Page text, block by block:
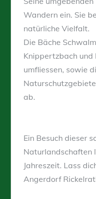
Wandern ein. Sie
natürliche Vielfalt.
Die Bäche
Knippertzbach und
umfliessen, sowie
ab.
Ein Besuch dieser
Naturlandschaften
Jahreszeit. Lass
Angerdorf